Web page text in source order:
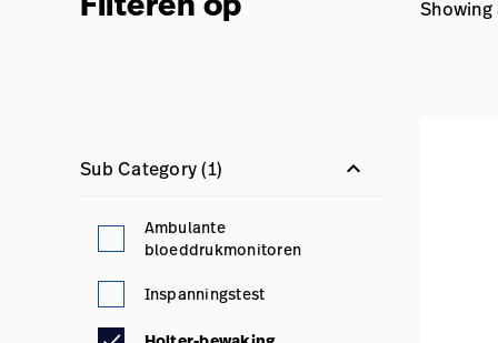
Sub Category(1) keyboard_arrow_down
Ambulante
bloeddrukmonitoren
Inspanningstest